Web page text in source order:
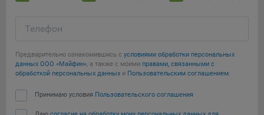
Телефон
Предварительно ознакомившись с условиями обработки персональных
данных ООО «Майфин», а также с моими правами, связанными с
обработкой персональных данных и Пользовательским соглашением:
Принимаю условия Пользовательского соглашения